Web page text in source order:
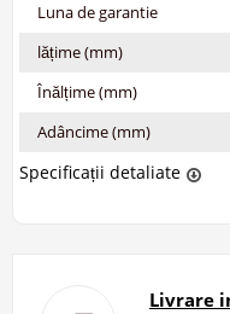
Luna de garantie
lățime (mm)
Înălțime (mm)
Adâncime (mm)
Specificații detaliate
Livrare